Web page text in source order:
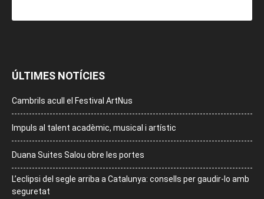
ÚLTIMES NOTÍCIES
Cambrils acull el Festival ArtNus
Impuls al talent acadèmic, musical i artístic
Duana Suites Salou obre les portes
L’eclipsi del segle arriba a Catalunya: consells per gaudir-lo amb
seguretat